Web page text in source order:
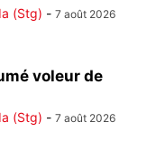
(Stg) - 7 août 2026
voleur de
(Stg) - 7 août 2026